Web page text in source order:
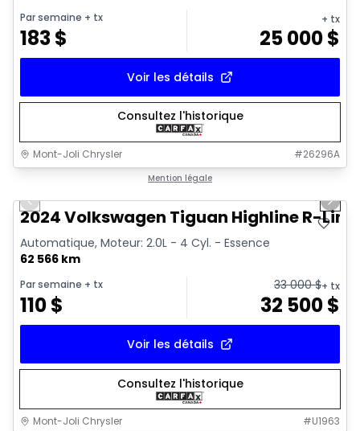
Par semaine + tx
183$
+ tx
25 000$
Voir les détails
Consultez l'historique
Mont-Joli Chrysler #26296A
Mention légale
Vidéo disponible
Previous slide Next
2024 Volkswagen Tiguan Highline R-Line
Automatique, Moteur: 2.0L - 4 Cyl. - Essence
62 566 km
Par semaine + tx
110$
33 000$+ tx
32 500$
Voir les détails
Consultez l'historique
Mont-Joli Chrysler #U1963